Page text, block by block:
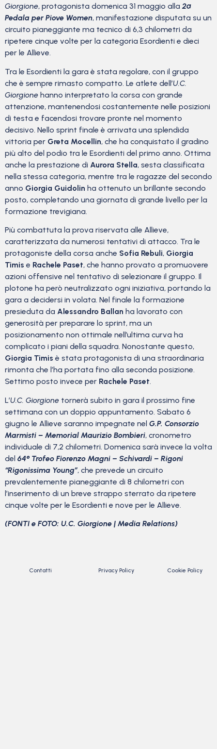
Giorgione, protagonista domenica 31 maggio alla 2ª
Pedala per Piove Women, manifestazione disputata su un
circuito pianeggiante ma tecnico di 6,3 chilometri da
ripetere cinque volte per la categoria Esordienti e dieci
per le Allieve.
Tra le Esordienti la gara è stata regolare, con il gruppo
che è sempre rimasto compatto. Le atlete dell’U.C.
Giorgione hanno interpretato la corsa con grande
attenzione, mantenendosi costantemente nelle posizioni
di testa e facendosi trovare pronte nel momento
decisivo. Nello sprint finale è arrivata una splendida
vittoria per Greta Mocellin, che ha conquistato il gradino
più alto del podio tra le Esordienti del primo anno. Ottima
anche la prestazione di Aurora Stella, sesta classificata
nella stessa categoria, mentre tra le ragazze del secondo
anno Giorgia Guidolin ha ottenuto un brillante secondo
posto, completando una giornata di grande livello per la
formazione trevigiana.
Più combattuta la prova riservata alle Allieve,
caratterizzata da numerosi tentativi di attacco. Tra le
protagoniste della corsa anche Sofia Rebuli, Giorgia
Timis e Rachele Paset, che hanno provato a promuovere
azioni offensive nel tentativo di selezionare il gruppo. Il
plotone ha però neutralizzato ogni iniziativa, portando la
gara a decidersi in volata. Nel finale la formazione
presieduta da Alessandro Ballan ha lavorato con
generosità per preparare lo sprint, ma un
posizionamento non ottimale nell’ultima curva ha
complicato i piani della squadra. Nonostante questo,
Giorgia Timis è stata protagonista di una straordinaria
rimonta che l’ha portata fino alla seconda posizione.
Settimo posto invece per Rachele Paset.
L’U.C. Giorgione tornerà subito in gara il prossimo fine
settimana con un doppio appuntamento. Sabato 6
giugno le Allieve saranno impegnate nel G.P. Consorzio
Marmisti – Memorial Maurizio Bombieri, cronometro
individuale di 7,2 chilometri. Domenica sarà invece la volta
del 64° Trofeo Fiorenzo Magni – Schivardi – Rigoni
“Rigonissima Young”, che prevede un circuito
prevalentemente pianeggiante di 8 chilometri con
l’inserimento di un breve strappo sterrato da ripetere
cinque volte per le Esordienti e nove per le Allieve.
(FONTI e FOTO: U.C. Giorgione | Media Relations)
Contatti Privacy Policy Cookie Policy